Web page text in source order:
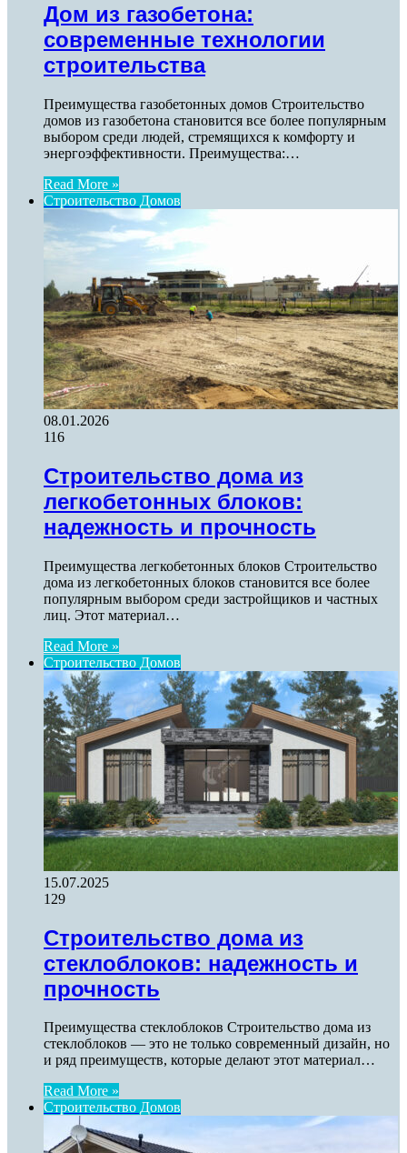
Дом из газобетона:
современные технологии
строительства
Преимущества газобетонных домов Строительство
домов из газобетона становится все более популярным
выбором среди людей, стремящихся к комфорту и
энергоэффективности. Преимущества:…
Read More »
Строительство Домов
08.01.2026
116
Строительство дома из
легкобетонных блоков:
надежность и прочность
Преимущества легкобетонных блоков Строительство
дома из легкобетонных блоков становится все более
популярным выбором среди застройщиков и частных
лиц. Этот материал…
Read More »
Строительство Домов
15.07.2025
129
Строительство дома из
стеклоблоков: надежность и
прочность
Преимущества стеклоблоков Строительство дома из
стеклоблоков — это не только современный дизайн, но
и ряд преимуществ, которые делают этот материал…
Read More »
Строительство Домов